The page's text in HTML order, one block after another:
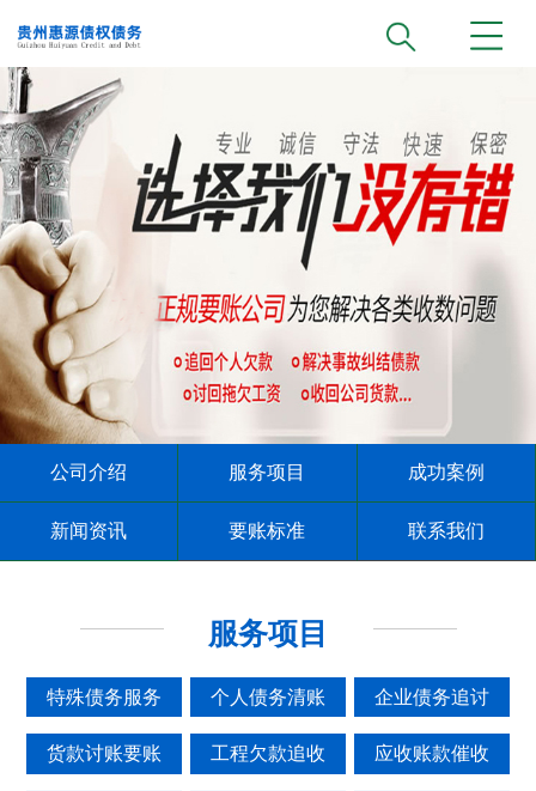
公司介绍 服务项目 成功案例
新闻资讯 要账标准 联系我们
服务项目
特殊债务服务 个人债务清账 企业债务追讨
货款讨账要账 工程欠款追收 应收账款催收